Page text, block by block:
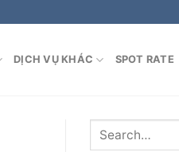
DỊCH VỤ KHÁC SPOT RATE